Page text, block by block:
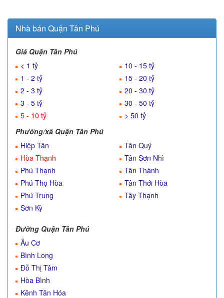
Nhà bán Quận Tân Phú
Giá Quận Tân Phú
< 1 tỷ
1 - 2 tỷ
2 - 3 tỷ
3 - 5 tỷ
5 - 10 tỷ
10 - 15 tỷ
15 - 20 tỷ
20 - 30 tỷ
30 - 50 tỷ
> 50 tỷ
Phường/xã Quận Tân Phú
Hiệp Tân
Hòa Thạnh
Phú Thạnh
Phú Thọ Hòa
Phú Trung
Sơn Kỳ
Tân Quý
Tân Sơn Nhì
Tân Thành
Tân Thới Hòa
Tây Thạnh
Đường Quận Tân Phú
Âu Cơ
Bình Long
Đỗ Thị Tâm
Hòa Bình
Kênh Tân Hóa